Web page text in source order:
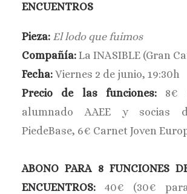
ENCUENTROS
Pieza: El lodo que fuimos
Compañía: La INASIBLE (Gran
Fecha: Viernes 2 de junio, 19:30h
Precio de las funciones: 8€
alumnado AAEE y socias
PiedeBase, 6€ Carnet Joven
ABONO PARA 8 FUNCIONES
ENCUENTROS: 40€ (30€